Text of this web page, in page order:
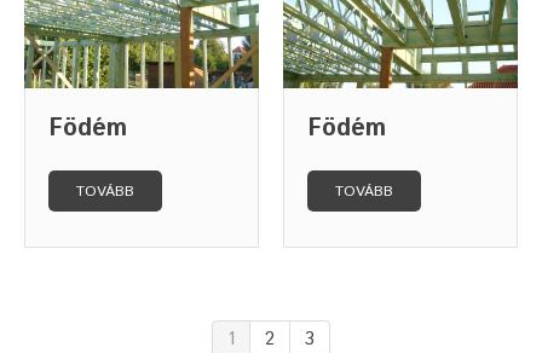
Födém
TOVÁBB
Födém
TOVÁBB
1 2 3